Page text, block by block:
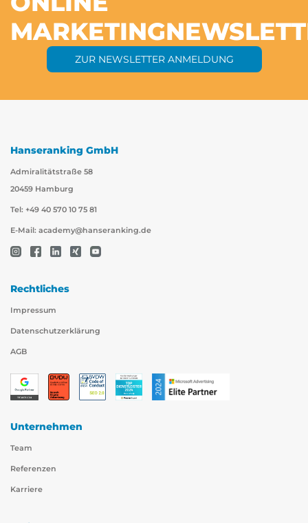
MARKETING
ZUR NEWSLETTER ANMELDUNG
Hanseranking GmbH
Admiralitätstraße 58
20459 Hamburg
Tel: +49 40 570 10 75 81
E-Mail: academy@hanseranking.de
Rechtliches
Impressum
Datenschutzerklärung
AGB
Unternehmen
Team
Referenzen
Karriere